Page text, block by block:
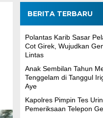
BERITA TERBARU
Polantas Karib Sasar
Cot Girek, Wujudkan
Lintas
Anak Sembilan Tahun
Tenggelam di Tanggul
Aye
Kapolres Pimpin Tes
Pemeriksaan Telepon